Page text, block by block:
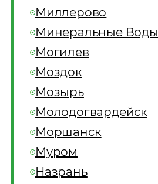
Миллерово
Минеральные Воды
Могилев
Моздок
Мозырь
Молодогвардейск
Моршанск
Муром
Назрань